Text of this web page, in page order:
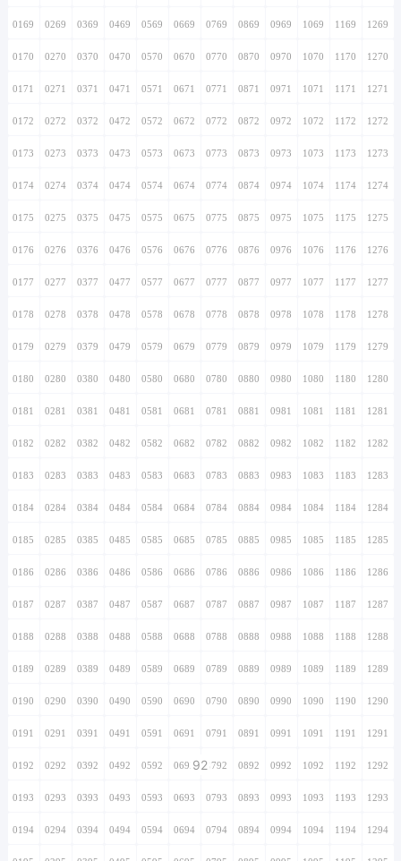
0169 0269 0369 0469 0569 0669 0769 0869 0969 1069 1169 1269
0170 0270 0370 0470 0570 0670 0770 0870 0970 1070 1170 1270
0171 0271 0371 0471 0571 0671 0771 0871 0971 1071 1171 1271
0172 0272 0372 0472 0572 0672 0772 0872 0972 1072 1172 1272
0173 0273 0373 0473 0573 0673 0773 0873 0973 1073 1173 1273
0174 0274 0374 0474 0574 0674 0774 0874 0974 1074 1174 1274
0175 0275 0375 0475 0575 0675 0775 0875 0975 1075 1175 1275
0176 0276 0376 0476 0576 0676 0776 0876 0976 1076 1176 1276
0177 0277 0377 0477 0577 0677 0777 0877 0977 1077 1177 1277
0178 0278 0378 0478 0578 0678 0778 0878 0978 1078 1178 1278
0179 0279 0379 0479 0579 0679 0779 0879 0979 1079 1179 1279
0180 0280 0380 0480 0580 0680 0780 0880 0980 1080 1180 1280
0181 0281 0381 0481 0581 0681 0781 0881 0981 1081 1181 1281
0182 0282 0382 0482 0582 0682 0782 0882 0982 1082 1182 1282
0183 0283 0383 0483 0583 0683 0783 0883 0983 1083 1183 1283
0184 0284 0384 0484 0584 0684 0784 0884 0984 1084 1184 1284
0185 0285 0385 0485 0585 0685 0785 0885 0985 1085 1185 1285
0186 0286 0386 0486 0586 0686 0786 0886 0986 1086 1186 1286
0187 0287 0387 0487 0587 0687 0787 0887 0987 1087 1187 1287
0188 0288 0388 0488 0588 0688 0788 0888 0988 1088 1188 1288
0189 0289 0389 0489 0589 0689 0789 0889 0989 1089 1189 1289
0190 0290 0390 0490 0590 0690 0790 0890 0990 1090 1190 1290
0191 0291 0391 0491 0591 0691 0791 0891 0991 1091 1191 1291
0192 0292 0392 0492 0592 0692920792 0892 0992 1092 1192 1292
0193 0293 0393 0493 0593 0693 0793 0893 0993 1093 1193 1293
0194 0294 0394 0494 0594 0694 0794 0894 0994 1094 1194 1294